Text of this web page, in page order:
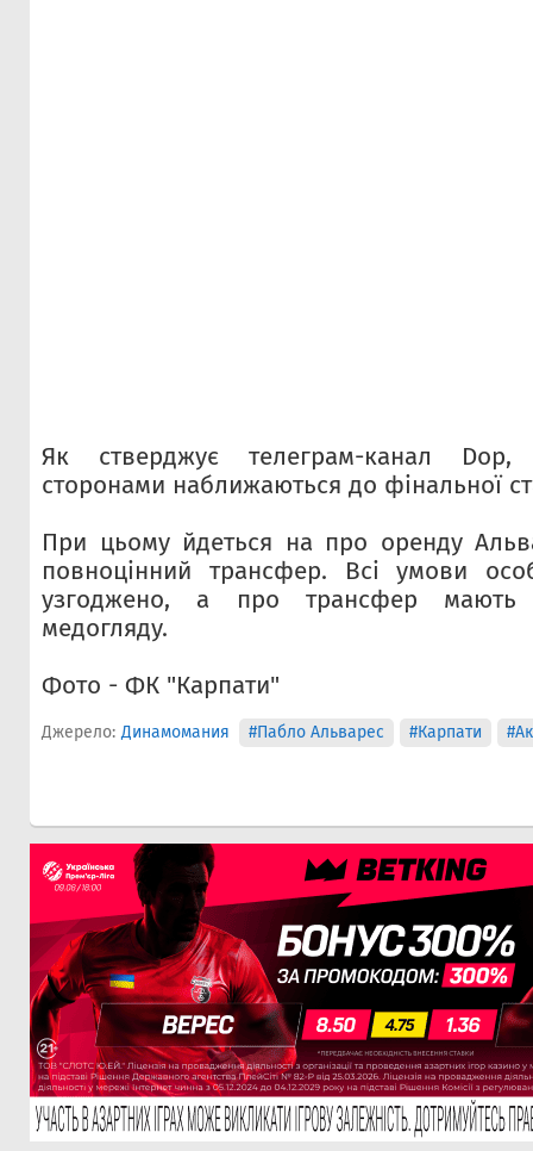
Як стверджує телеграм-канал
сторонами наближаються до фінальної
При цьому йдеться на про оренду
повноцінний трансфер. Всі умови
узгоджено, а про трансфер мають
медогляду.
Фото - ФК "Карпати"
Джерело: Динамомания #Пабло Альварес #Карпати